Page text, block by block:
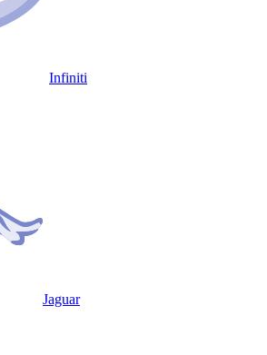
Infiniti
Jaguar